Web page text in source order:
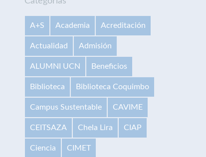
A+S Academia Acreditación
Actualidad Admisión
ALUMNI UCN Beneficios
Biblioteca Biblioteca Coquimbo
Campus Sustentable CAVIME
CEITSAZA Chela Lira CIAP
Ciencia CIMET